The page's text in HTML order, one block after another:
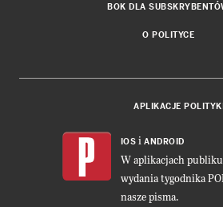
BOK DLA
O POLITYCE
APLIKACJE
IOS i ANDROID
W aplikacjach
wydania tygodnika
nasze pisma.